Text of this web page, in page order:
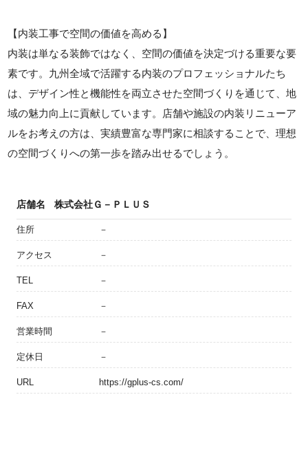
【内装工事で空間の価値を高める】
内装は単なる装飾ではなく、空間の価値を決定づける重要な要
素です。九州全域で活躍する内装のプロフェッショナルたち
は、デザイン性と機能性を両立させた空間づくりを通じて、地
域の魅力向上に貢献しています。店舗や施設の内装リニューア
ルをお考えの方は、実績豊富な専門家に相談することで、理想
の空間づくりへの第一歩を踏み出せるでしょう。
店舗名 株式会社Ｇ－ＰＬＵＳ
住所 －
アクセス －
TEL －
FAX －
営業時間 －
定休日 －
URL https://gplus-cs.com/